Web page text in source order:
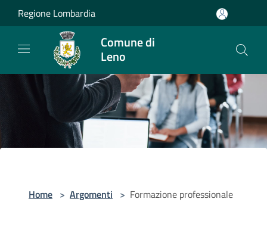
Salta al contenuto principale
Regione Lombardia
Comune di
Leno
Home > Argomenti > Formazione professionale